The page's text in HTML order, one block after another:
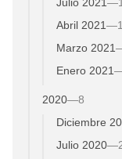
Abril 2021—1
Marzo 2021
Enero 2021
2020—8
Diciembre
Julio 2020—